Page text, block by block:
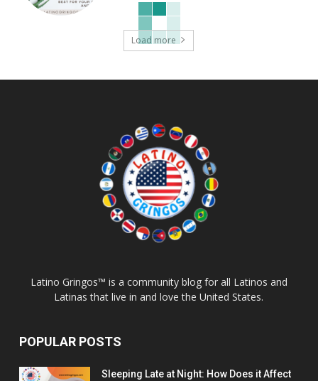
Load more
Latino Gringos™ is a community blog for all Latinos and
Latinas that live in and love the United States.
POPULAR POSTS
Sleeping Late at Night: How Does it Affect